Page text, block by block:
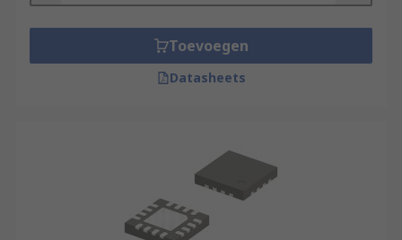
Toevoegen
Datasheets